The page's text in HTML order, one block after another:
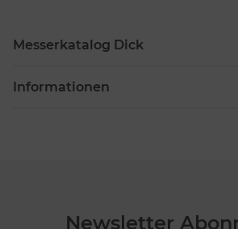
Messerkatalog Dick
Informationen
Newsletter